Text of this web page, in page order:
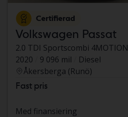
Certifierad
Volkswagen Passat
2.0 TDI Sportscombi 4MOTION
2020
9 096 mil
Diesel
Åkersberga (Runö)
Fast pris
Med finansiering